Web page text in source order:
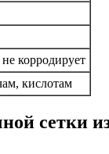
корродирует
кислотам
сетки